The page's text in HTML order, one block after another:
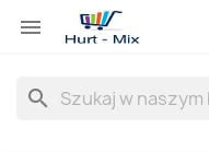

search